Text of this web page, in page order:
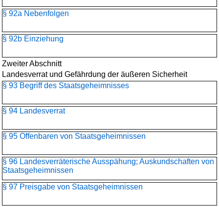
§ 92a Nebenfolgen
§ 92b Einziehung
Zweiter Abschnitt
Landesverrat und Gefährdung der äußeren Sicherheit
§ 93 Begriff des Staatsgeheimnisses
§ 94 Landesverrat
§ 95 Offenbaren von Staatsgeheimnissen
§ 96 Landesverräterische Ausspähung; Auskundschaften von
Staatsgeheimnissen
§ 97 Preisgabe von Staatsgeheimnissen